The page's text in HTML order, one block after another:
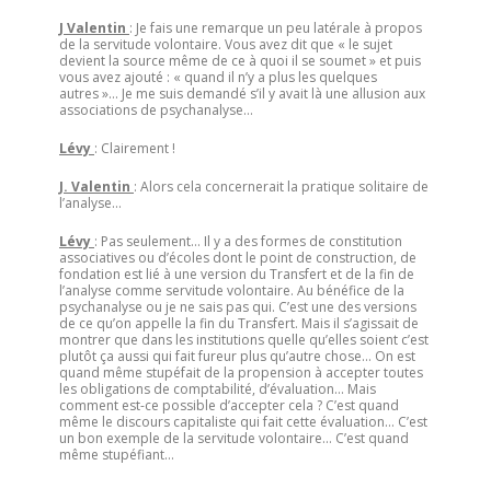
J Valentin : Je fais une remarque un peu latérale à propos
de la servitude volontaire. Vous avez dit que « le sujet
devient la source même de ce à quoi il se soumet » et puis
vous avez ajouté : « quand il n’y a plus les quelques
autres »… Je me suis demandé s’il y avait là une allusion aux
associations de psychanalyse…
Lévy : Clairement !
J. Valentin : Alors cela concernerait la pratique solitaire de
l’analyse…
Lévy : Pas seulement… Il y a des formes de constitution
associatives ou d’écoles dont le point de construction, de
fondation est lié à une version du Transfert et de la fin de
l’analyse comme servitude volontaire. Au bénéfice de la
psychanalyse ou je ne sais pas qui. C’est une des versions
de ce qu’on appelle la fin du Transfert. Mais il s’agissait de
montrer que dans les institutions quelle qu’elles soient c’est
plutôt ça aussi qui fait fureur plus qu’autre chose… On est
quand même stupéfait de la propension à accepter toutes
les obligations de comptabilité, d’évaluation… Mais
comment est-ce possible d’accepter cela ? C’est quand
même le discours capitaliste qui fait cette évaluation… C’est
un bon exemple de la servitude volontaire… C’est quand
même stupéfiant…